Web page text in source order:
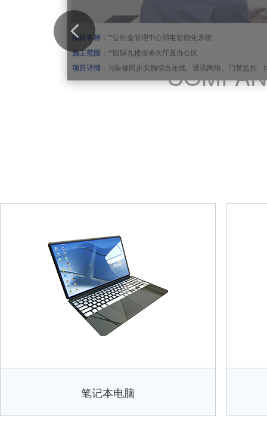
项目名称：**公积金管理中心弱电智能化系统
施工范围 ：**国际九楼业务大厅及办公区
项目详情：与装修同步实施综合布线、通讯网络、门禁监控
笔记本电脑